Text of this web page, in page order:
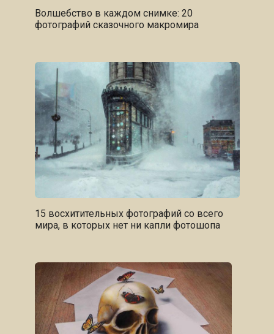
Волшебство в каждом снимке: 20
фотографий сказочного макромира
15 восхитительных фотографий со всего
мира, в которых нет ни капли фотошопа